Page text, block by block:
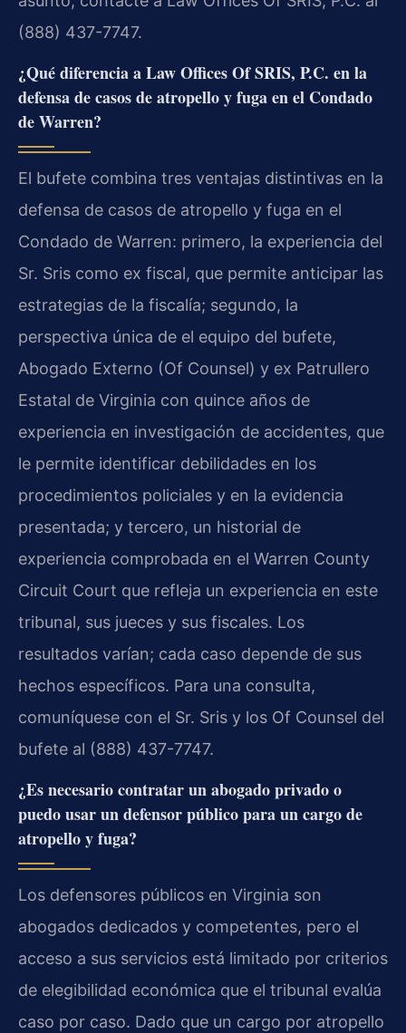
(888) 437-7747.
¿Qué diferencia a Law Offices Of SRIS, P.C. en la
defensa de casos de atropello y fuga en el Condado
de Warren?
El bufete combina tres ventajas distintivas en la
defensa de casos de atropello y fuga en el
Condado de Warren: primero, la experiencia del
Sr. Sris como ex fiscal, que permite anticipar las
estrategias de la fiscalía; segundo, la
perspectiva única de el equipo del bufete,
Abogado Externo (Of Counsel) y ex Patrullero
Estatal de Virginia con quince años de
experiencia en investigación de accidentes, que
le permite identificar debilidades en los
procedimientos policiales y en la evidencia
presentada; y tercero, un historial de
experiencia comprobada en el Warren County
Circuit Court que refleja un experiencia en este
tribunal, sus jueces y sus fiscales. Los
resultados varían; cada caso depende de sus
hechos específicos. Para una consulta,
comuníquese con el Sr. Sris y los Of Counsel del
bufete al (888) 437-7747.
¿Es necesario contratar un abogado privado o
puedo usar un defensor público para un cargo de
atropello y fuga?
Los defensores públicos en Virginia son
abogados dedicados y competentes, pero el
acceso a sus servicios está limitado por criterios
de elegibilidad económica que el tribunal evalúa
caso por caso. Dado que un cargo por atropello